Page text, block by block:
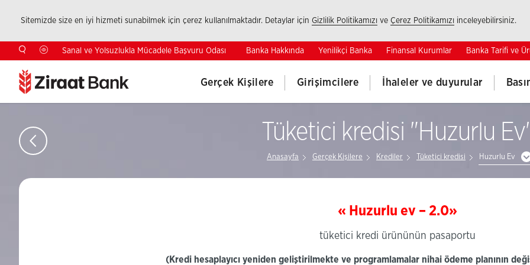
Sitemizde size en iyi hizmeti sunabilmek için çerez kullanılmaktadır. Detaylar için Gizlilik Politikamızı ve Çerez Politikamızı inceleyebilirsiniz.
Sanal ve Yolsuzlukla Mücadele Başvuru Odası Banka Hakkında Yenilikçi Banka Finansal Kurumlar Banka Tarifi ve
Gerçek Kişilere Girişimcilere İhaleler ve duyurular
Tüketici kredisi "Huzurlu
Anasayfa Gerçek Kişilere Krediler Tüketici kredisi Huzurlu Ev
« Huzurlu ev – 2.0»
tüketici kredi ürününün pasaportu
(Kredi hesaplayıcı yeniden geliştirilmekte ve programlamalar nihai ödeme planının